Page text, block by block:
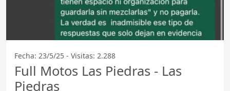
Fecha: 23/5/25 - Visitas: 2.288
Full Motos Las Piedras - Las
Piedras